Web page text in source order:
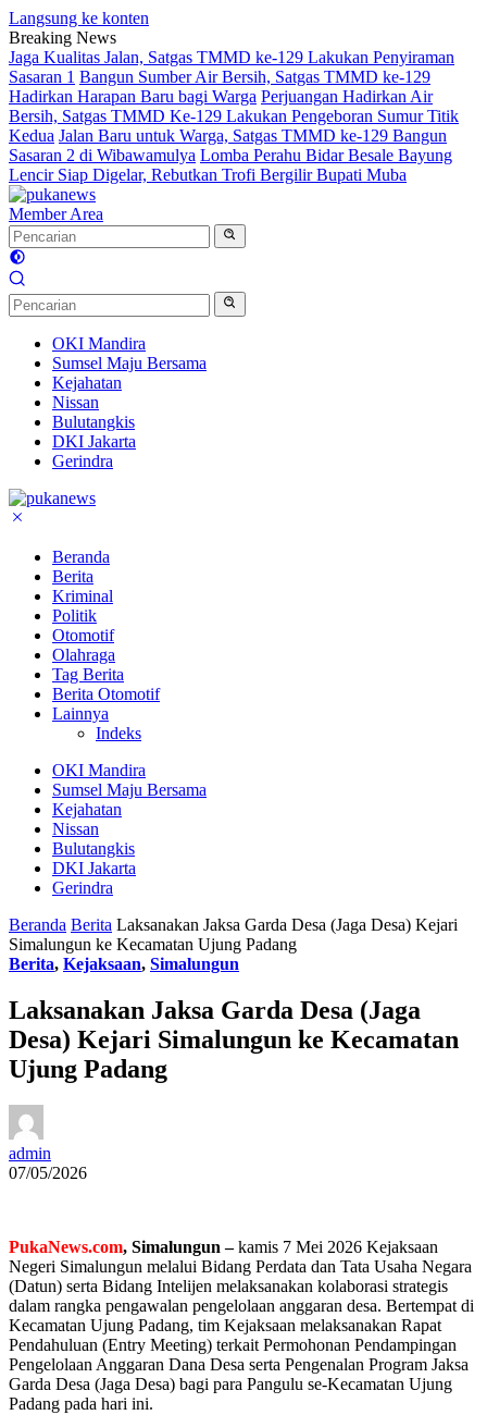
Langsung ke konten
Breaking News
Jaga Kualitas Jalan, Satgas TMMD ke-129 Lakukan Penyiraman
Sasaran 1 Bangun Sumber Air Bersih, Satgas TMMD ke-129
Hadirkan Harapan Baru bagi Warga Perjuangan Hadirkan Air
Bersih, Satgas TMMD Ke-129 Lakukan Pengeboran Sumur Titik
Kedua Jalan Baru untuk Warga, Satgas TMMD ke-129 Bangun
Sasaran 2 di Wibawamulya Lomba Perahu Bidar Besale Bayung
Lencir Siap Digelar, Rebutkan Trofi Bergilir Bupati Muba
Member Area
OKI Mandira
Sumsel Maju Bersama
Kejahatan
Nissan
Bulutangkis
DKI Jakarta
Gerindra
Beranda
Berita
Kriminal
Politik
Otomotif
Olahraga
Tag Berita
Berita Otomotif
Lainnya
Indeks
OKI Mandira
Sumsel Maju Bersama
Kejahatan
Nissan
Bulutangkis
DKI Jakarta
Gerindra
Beranda Berita Laksanakan Jaksa Garda Desa (Jaga Desa) Kejari
Simalungun ke Kecamatan Ujung Padang
Berita, Kejaksaan, Simalungun
Laksanakan Jaksa Garda Desa (Jaga
Desa) Kejari Simalungun ke Kecamatan
Ujung Padang
admin
07/05/2026
PukaNews.com, Simalungun –kamis 7 Mei 2026 Kejaksaan
Negeri Simalungun melalui Bidang Perdata dan Tata Usaha Negara
(Datun) serta Bidang Intelijen melaksanakan kolaborasi strategis
dalam rangka pengawalan pengelolaan anggaran desa. Bertempat di
Kecamatan Ujung Padang, tim Kejaksaan melaksanakan Rapat
Pendahuluan (Entry Meeting) terkait Permohonan Pendampingan
Pengelolaan Anggaran Dana Desa serta Pengenalan Program Jaksa
Garda Desa (Jaga Desa) bagi para Pangulu se-Kecamatan Ujung
Padang pada hari ini.